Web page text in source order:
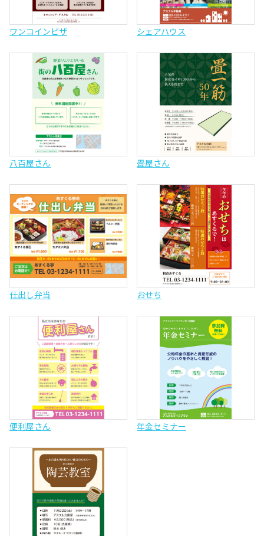
ワンコインピザ シェアハウス
八百屋さん 畳屋さん
仕出し弁当 おせち
便利屋さん 年金セミナー